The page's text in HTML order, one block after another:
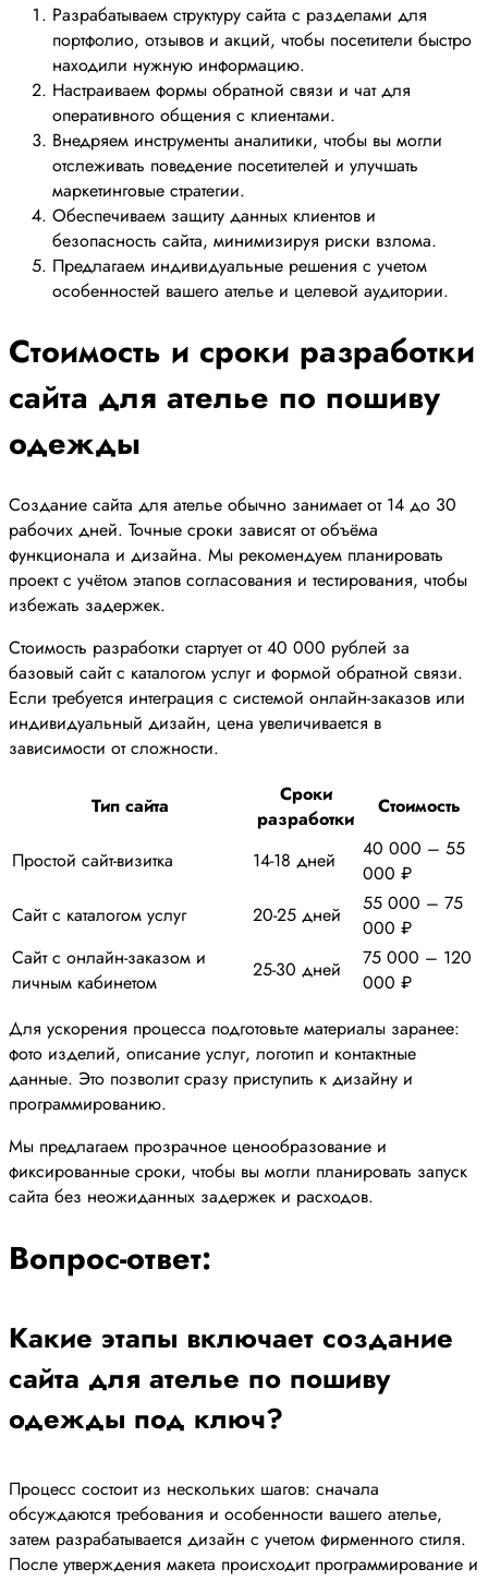
Разрабатываем структуру сайта с разделами для
портфолио, отзывов и акций, чтобы посетители быстро
находили нужную информацию.
Настраиваем формы обратной связи и чат для
оперативного общения с клиентами.
Внедряем инструменты аналитики, чтобы вы могли
отслеживать поведение посетителей и улучшать
маркетинговые стратегии.
Обеспечиваем защиту данных клиентов и
безопасность сайта, минимизируя риски взлома.
Предлагаем индивидуальные решения с учетом
особенностей вашего ателье и целевой аудитории.
Стоимость и сроки разработки
сайта для ателье по пошиву
одежды
Создание сайта для ателье обычно занимает от 14 до 30
рабочих дней. Точные сроки зависят от объёма
функционала и дизайна. Мы рекомендуем планировать
проект с учётом этапов согласования и тестирования, чтобы
избежать задержек.
Стоимость разработки стартует от 40 000 рублей за
базовый сайт с каталогом услуг и формой обратной связи.
Если требуется интеграция с системой онлайн-заказов или
индивидуальный дизайн, цена увеличивается в
зависимости от сложности.
Тип сайта
Сроки
разработки
Стоимость
Простой сайт-визитка 14-18 дней
40 000 – 55
000 ₽
Сайт с каталогом услуг
20-25 дней
55 000 – 75
000 ₽
Сайт с онлайн-заказом и
личным кабинетом
25-30 дней
75 000 – 120
000 ₽
Для ускорения процесса подготовьте материалы заранее:
фото изделий, описание услуг, логотип и контактные
данные. Это позволит сразу приступить к дизайну и
программированию.
Мы предлагаем прозрачное ценообразование и
фиксированные сроки, чтобы вы могли планировать запуск
сайта без неожиданных задержек и расходов.
Вопрос-ответ:
Какие этапы включает создание
сайта для ателье по пошиву
одежды под ключ?
Процесс состоит из нескольких шагов: сначала
обсуждаются требования и особенности вашего ателье,
затем разрабатывается дизайн с учетом фирменного стиля.
После утверждения макета происходит программирование и